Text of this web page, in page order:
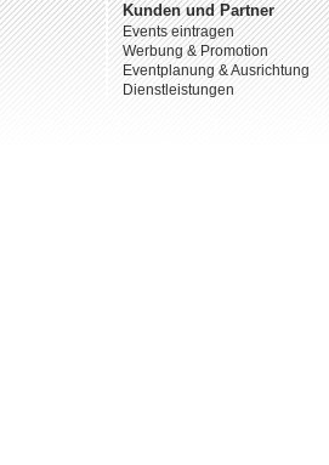
Kunden und Partner
Events eintragen
Werbung & Promotion
Eventplanung & Ausrichtung
Dienstleistungen